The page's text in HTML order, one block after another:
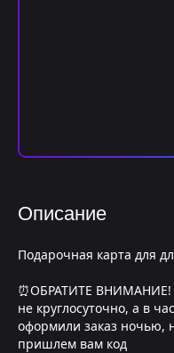
Описание
Подарочная карта для
⏰ОБРАТИТЕ ВНИМАНИЕ!
не круглосуточно, а в
оформили заказ ночью,
пришлем вам код